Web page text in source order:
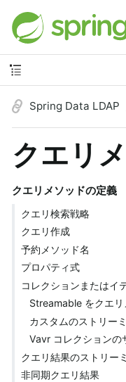
Spring Data LDAP
クエリ
クエリメソッドの定義
クエリ検索戦略
クエリ作成
予約メソッド名
プロパティ式
コレクションまたはイ
Streamable をクエ
カスタムのストリー
Vavr コレクションの
クエリ結果のストリー
非同期クエリ結果